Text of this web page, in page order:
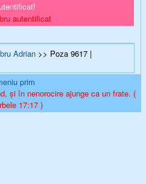
autentificat
Adrian >> Poza 9617 |
prim
și în nenorocire ajunge ca un frate. (
17:17 )